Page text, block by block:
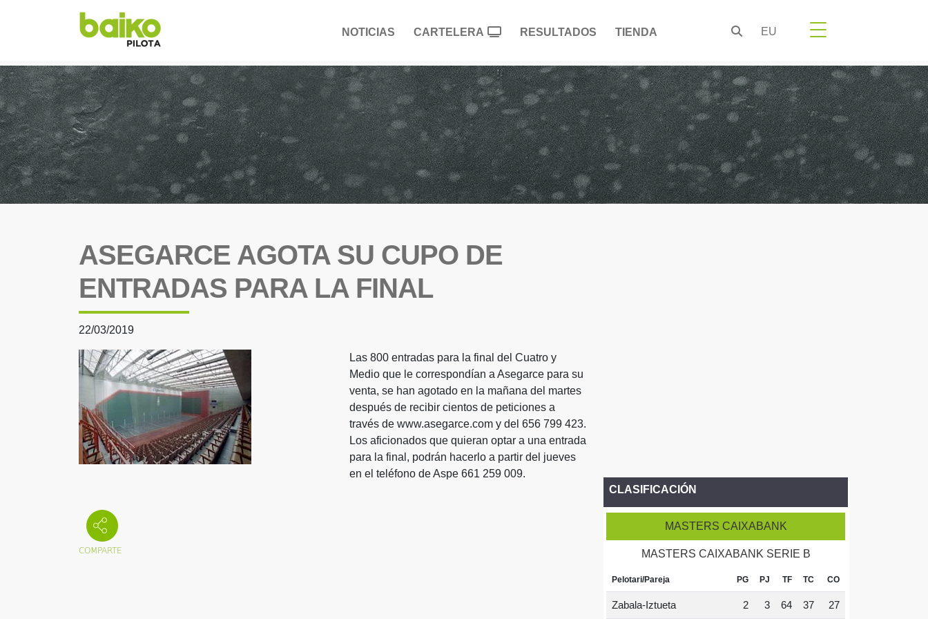
NOTICIAS CARTELERA RESULTADOS TIENDA EU
ASEGARCE AGOTA SU CUPO DE
ENTRADAS PARA LA FINAL
22/03/2019
Las 800 entradas para la final del Cuatro y
Medio que le correspondían a Asegarce para su
venta, se han agotado en la mañana del martes
después de recibir cientos de peticiones a
través de www.asegarce.com y del 656 799 423.
Los aficionados que quieran optar a una entrada
para la final, podrán hacerlo a partir del jueves
en el teléfono de Aspe 661 259 009.
CLASIFICACIÓN
MASTERS CAIXABANK
MASTERS CAIXABANK SERIE B
Pelotari/Pareja PG PJ TF TC CO
Zabala-Iztueta 2 3 64 37 27